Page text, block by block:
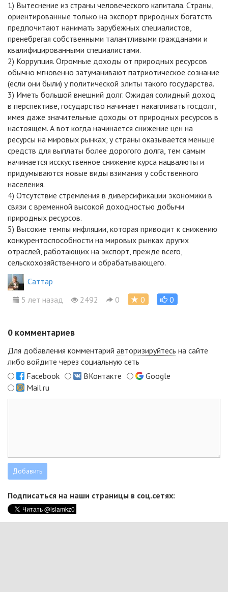
1) Вытеснение из страны человеческого капитала. Страны,
ориентированные только на экспорт природных богатств
предпочитают нанимать зарубежных специалистов,
пренебрегая собственными талантливыми гражданами и
квалифицированными специалистами.
2) Коррупция. Огромные доходы от природных ресурсов
обычно мгновенно затуманивают патриотическое сознание
(если они были) у политической элиты такого государства.
3) Иметь большой внешний долг. Ожидая солидный доход
в перспективе, государство начинает накапливать госдолг,
имея даже значительные доходы от природных ресурсов в
настоящем. А вот когда начинается снижение цен на
ресурсы на мировых рынках, у страны оказывается меньше
средств для выплаты более дорогого долга, тем самым
начинается исскуственное снижение курса нацвалюты и
придумываются новые виды взимания у собственного
населения.
4) Отсутствие стремления в диверсификации экономики в
связи с временной высокой доходностью добычи
природных ресурсов.
5) Высокие темпы инфляции, которая приводит к снижению
конкурентоспособности на мировых рынках других
отраслей, работающих на экспорт, прежде всего,
сельскохозяйственного и обрабатывающего.
Cаттар
5 лет назад
2492 0 0 0
0 комментариев
Для добавления комментарий авторизируйтесь на сайте
либо войдите через социальную сеть
Facebook
ВКонтакте
Google
Mail.ru
Подписаться на наши страницы в соц.сетях: